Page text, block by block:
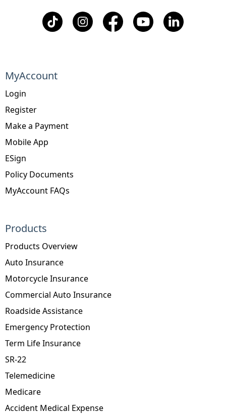
Products
Products Overview
Auto Insurance
Motorcycle Insurance
Commercial Auto Insurance
Roadside Assistance
Emergency Protection
Term Life Insurance
SR-22
Telemedicine
Medicare
Accident Medical Expense
MyAccount
Login
Register
Make a Payment
Mobile App
ESign
Policy Documents
MyAccount FAQs